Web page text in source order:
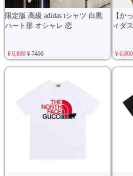
限定版 高級 adidas tシャツ 白黒
ハート形 オシャレ 恋
¥ 6,890¥ 7490
【か
ィダ
¥